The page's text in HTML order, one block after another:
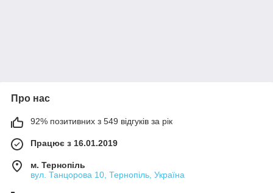
Про нас
92% позитивних з 549 відгуків за рік
Працює з 16.01.2019
м. Тернопіль
вул. Танцорова 10, Тернопіль, Україна